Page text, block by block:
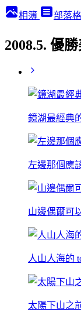
相簿 部落格
2008.5. 優
鏡湖最經典
左邊那個應
山邊偶爾可
人山人海的
太陽下山之